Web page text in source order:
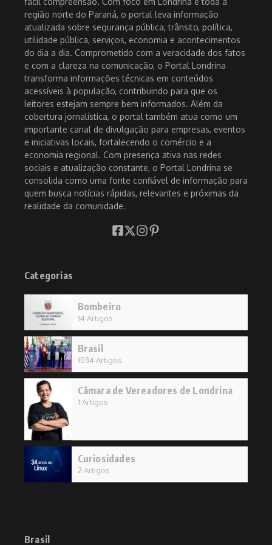
região norte do Paraná, o portal leva informação
atualizada sobre segurança pública, trânsito, política,
utilidade pública, serviços, economia e acontecimentos
do dia a dia. Comprometido com a veracidade dos fatos
e com a clareza na comunicação, o Portal Londrina
transforma informações técnicas em conteúdos
acessíveis à população, contribuindo para que os
leitores estejam sempre bem informados. Além da
cobertura jornalística, o portal também atua como um
importante canal de divulgação para empresas, eventos
e iniciativas locais, fortalecendo o comércio e a
economia regional. Com presença ativa nas redes
sociais e atualização constante, o Portal Londrina se
consolida como uma fonte confiável de informação para
quem busca notícias rápidas, relevantes e próximas da
realidade da comunidade.
Categorias
Bombeiro
14 Artigos
Brasil
1034 Artigos
Câmara de Vereadores de Londrina
1 Artigos
Curiosidades
2 Artigos
Brasil